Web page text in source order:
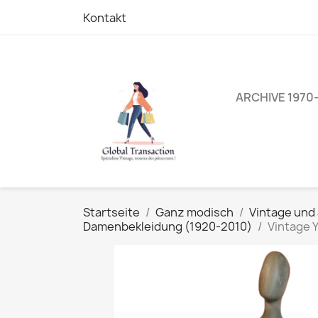
Kontakt
ARCHIVE
Startseite Ganz modisch
Vintage
Damenbekleidung (1920-2010)
Vintage